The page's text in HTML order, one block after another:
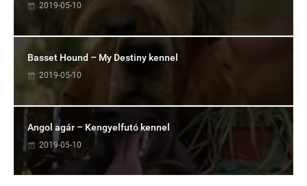
2019-05-10
Basset Hound – My Destiny kennel
2019-05-10
Angol agár – Kengyelfutó kennel
2019-05-10